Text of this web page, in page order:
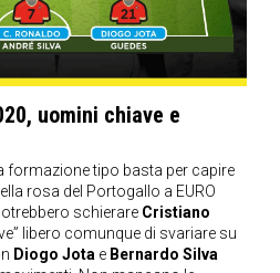
uomini chiave e
formazione tipo basta per capire
rosa del Portogallo a EURO
schierare Cristiano
libero comunque di svariare su
Diogo Jota e Bernardo Silva